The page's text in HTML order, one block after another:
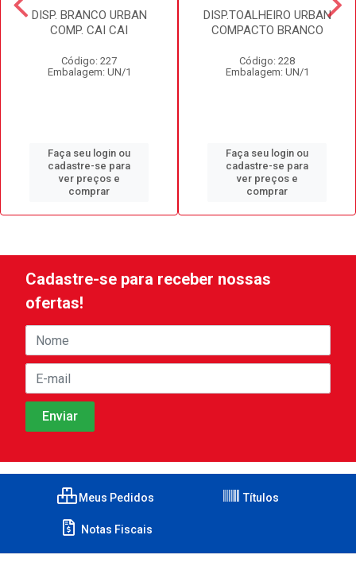
DISP. BRANCO URBAN
COMP. CAI CAI
Código: 227
Embalagem: UN/1
Faça seu login ou
cadastre-se para
ver preços e
comprar
DISP.TOALHEIRO URBAN
COMPACTO BRANCO
Código: 228
Embalagem: UN/1
Faça seu login ou
cadastre-se para
ver preços e
comprar
Cadastre-se para receber nossas
ofertas!
Meus Pedidos Títulos
Notas Fiscais